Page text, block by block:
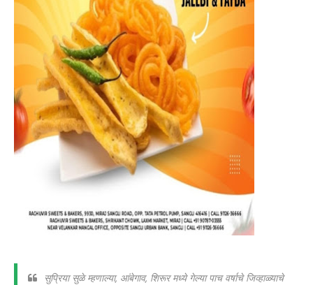
सुप्रिया सुळे म्हणाल्या, आंबेगाव, शिरूर मध्ये गेल्या पाच वर्षाचे जिव्हाळ्याचे